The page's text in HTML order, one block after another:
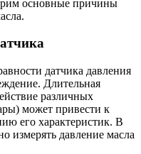
основные причины
датчика давления
Длительная
различных
может привести к
его характеристик. В
измерять давление масла